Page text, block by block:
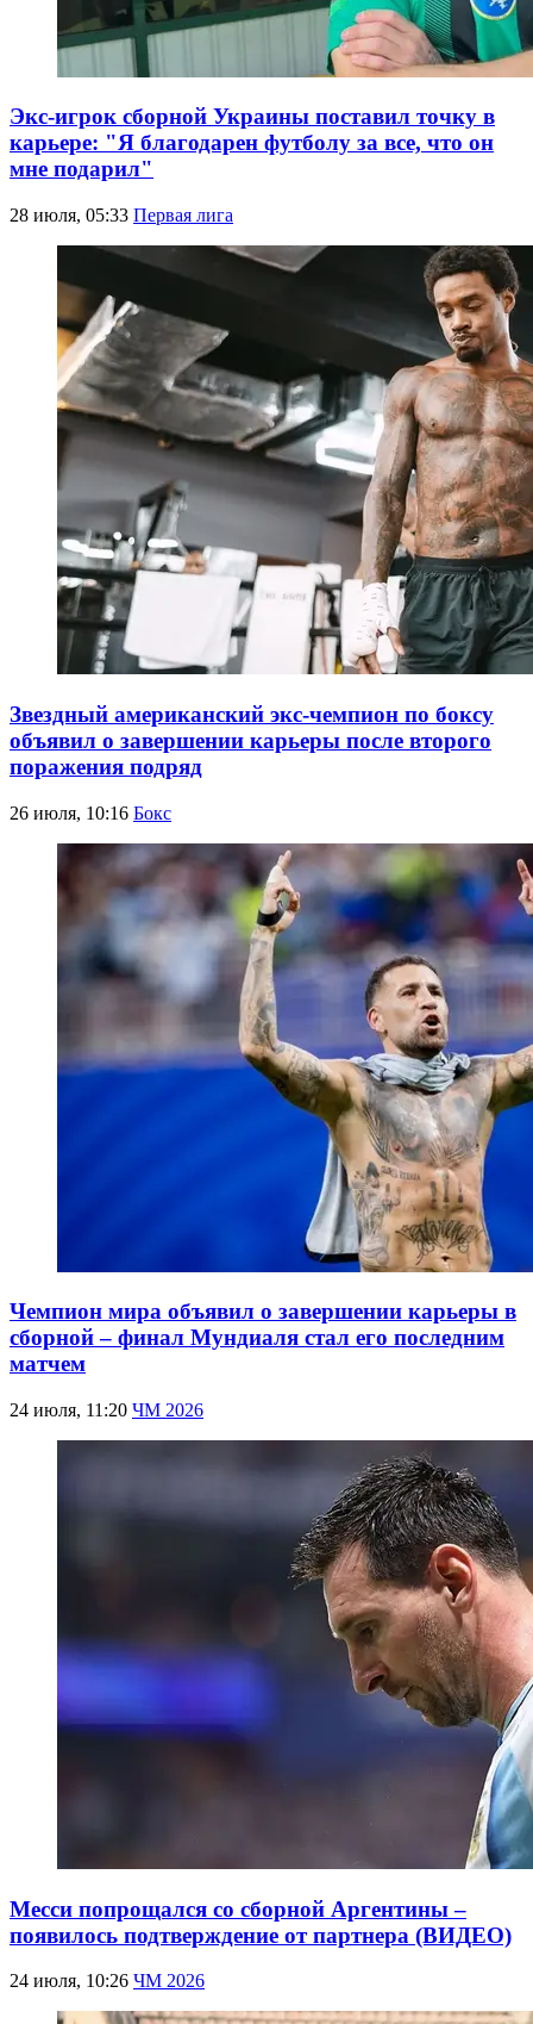
Экс-игрок сборной Украины поставил точку в
карьере: "Я благодарен футболу за все, что он
мне подарил"
28 июля, 05:33 Первая лига
Звездный американский экс-чемпион по боксу
объявил о завершении карьеры после второго
поражения подряд
26 июля, 10:16 Бокс
Чемпион мира объявил о завершении карьеры в
сборной – финал Мундиаля стал его последним
матчем
24 июля, 11:20 ЧМ 2026
Месси попрощался со сборной Аргентины –
появилось подтверждение от партнера (ВИДЕО)
24 июля, 10:26 ЧМ 2026